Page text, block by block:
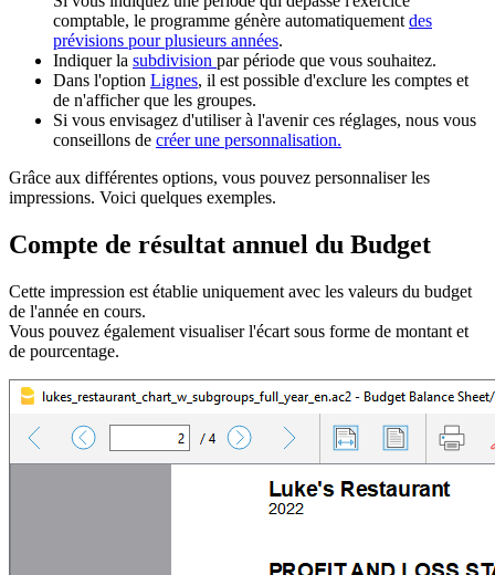
comptable, le programme génère automatiquement des
prévisions pour plusieurs années.
Indiquer la subdivision par période que vous souhaitez.
Dans l'option Lignes, il est possible d'exclure les comptes et
de n'afficher que les groupes.
Si vous envisagez d'utiliser à l'avenir ces réglages, nous vous
conseillons de créer une personnalisation.
Grâce aux différentes options, vous pouvez personnaliser les
impressions. Voici quelques exemples.
Compte de résultat annuel du Budget
Cette impression est établie uniquement avec les valeurs du budget
de l'année en cours.
Vous pouvez également visualiser l'écart sous forme de montant et
de pourcentage.